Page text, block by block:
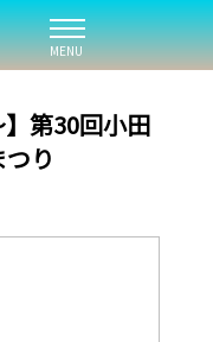
MENU
第30回小田
り